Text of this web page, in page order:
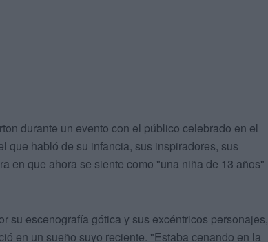
durante un evento con el público celebrado en el
que habló de su infancia, sus inspiradores, sus
en que ahora se siente como "una niña de 13 años"
su escenografía gótica y sus excéntricos personajes,
en un sueño suyo reciente. "Estaba cenando en la